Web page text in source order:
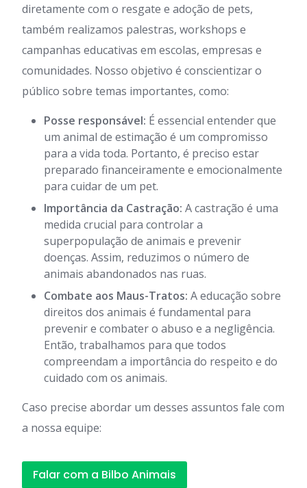
diretamente com o resgate e adoção de pets,
também realizamos palestras, workshops e
campanhas educativas em escolas, empresas e
comunidades. Nosso objetivo é conscientizar o
público sobre temas importantes, como:
Posse responsável: É essencial entender que
um animal de estimação é um compromisso
para a vida toda. Portanto, é preciso estar
preparado financeiramente e emocionalmente
para cuidar de um pet.
Importância da Castração: A castração é uma
medida crucial para controlar a
superpopulação de animais e prevenir
doenças. Assim, reduzimos o número de
animais abandonados nas ruas.
Combate aos Maus-Tratos: A educação sobre
direitos dos animais é fundamental para
prevenir e combater o abuso e a negligência.
Então, trabalhamos para que todos
compreendam a importância do respeito e do
cuidado com os animais.
Caso precise abordar um desses assuntos fale com
a nossa equipe:
Falar com a Bilbo Animais